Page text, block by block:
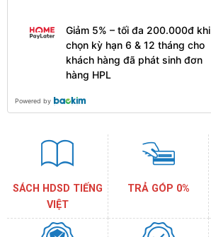
Giảm 5% – tối đa 200.000đ khi
chọn kỳ hạn 6 & 12 tháng cho
khách hàng đã phát sinh đơn
hàng HPL
Powered by
SÁCH HDSD TIẾNG
VIỆT
TRẢ GÓP 0%